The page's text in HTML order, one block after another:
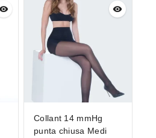
Collant 14 mmHg
punta chiusa Medi